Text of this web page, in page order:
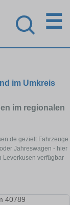
☰
im Umkreis
im regionalen
gezielt Fahrzeuge
Jahreswagen - hier
Leverkusen verfügbar